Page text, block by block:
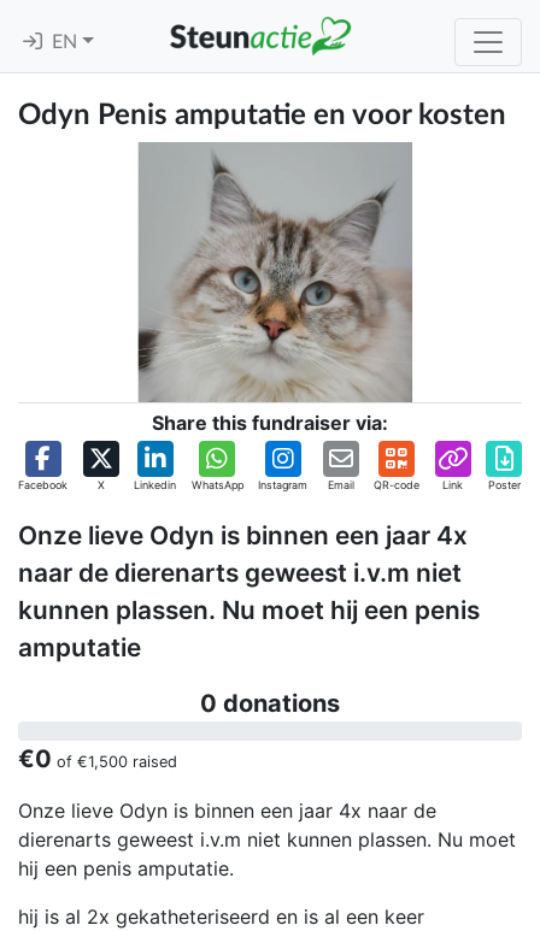
EN
Odyn Penis amputatie en voor kosten
Share this fundraiser via:
Facebook X Linkedin WhatsApp Instagram Email QR-code Link Poster
Onze lieve Odyn is binnen een jaar 4x
naar de dierenarts geweest i.v.m niet
kunnen plassen. Nu moet hij een penis
amputatie
0 donations
€0 of €1,500 raised
Onze lieve Odyn is binnen een jaar 4x naar de
dierenarts geweest i.v.m niet kunnen plassen. Nu moet
hij een penis amputatie.
hij is al 2x gekatheteriseerd en is al een keer